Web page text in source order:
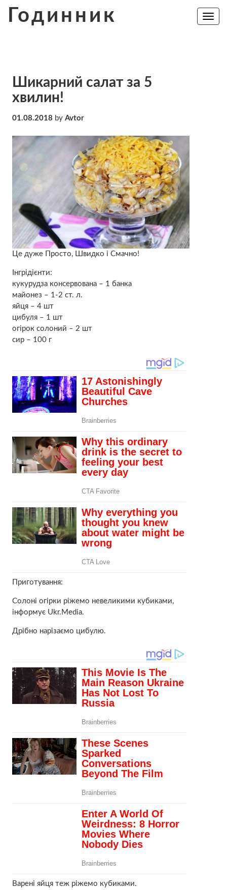
Годинник
Toggle
Шикарний салат за 5
хвилин!
01.08.2018 by Avtor
Це дуже Просто, Швидко і Смачно!
Інгрідієнти:
кукурудза консервована – 1 банка
майонез – 1-2 ст. л.
яйця – 4 шт
цибуля – 1 шт
огірок солоний – 2 шт
сир – 100 г
Приготування:
Солоні огірки ріжемо невеликими кубиками,
інформує Ukr.Media.
Дрібно нарізаємо цибулю.
Варені яйця теж ріжемо кубиками.